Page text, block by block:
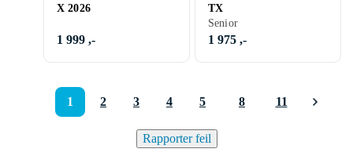
X 2026
1 999 ,-
TX
Senior
1 975 ,-
1 2 3 4 5 8 11
Rapporter feil